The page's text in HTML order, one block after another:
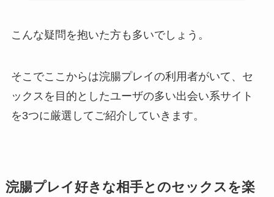
こんな疑問を抱いた方も多いでしょう。
そこでここからは浣腸プレイの利用者がいて、セ
ックスを目的としたユーザの多い出会い系サイト
を3つに厳選してご紹介していきます。
浣腸プレイ好きな相手とのセックスを楽